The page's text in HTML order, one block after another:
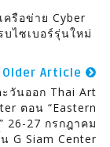
รือข่าย Cyber
ไซเบอร์รุ่นใหม่
Older Article
วันออก Thai Art
ตอน “Eastern
26-27 กรกฎาคม
G Siam Center